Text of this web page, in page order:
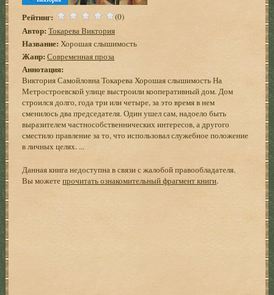
Рейтинг: (0)
Автор: Токарева Виктория
Название: Хорошая слышимость
Жанр: Современная проза
Аннотация:
Виктория Самойловна Токарева Хорошая слышимость На
Метростроевской улице выстроили кооперативный дом. Дом
строился долго, года три или четыре, за это время в нем
сменилось два председателя. Один ушел сам, надоело быть
выразителем частнособственнических интересов, а другого
сместило правление за то, что использовал служебное положение
в личных целях. ...
Данная книга недоступна в связи с жалобой правообладателя.
Вы можетепрочитать ознакомительный фрагмент книги.